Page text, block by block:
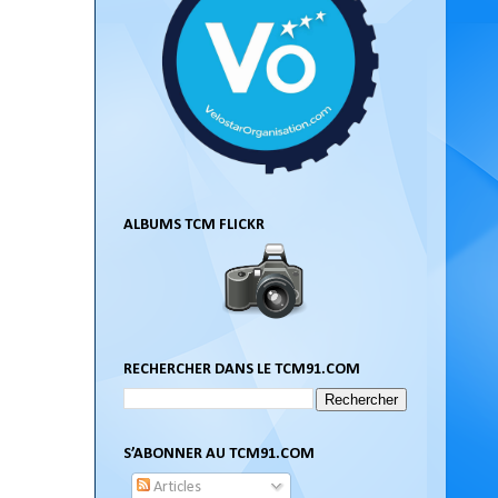
ALBUMS TCM FLICKR
RECHERCHER DANS LE TCM91.COM
S’ABONNER AU TCM91.COM
Articles